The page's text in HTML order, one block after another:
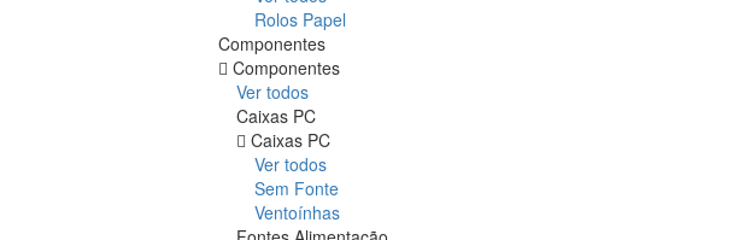
Rolos Papel
Componentes
Componentes
Ver todos
Caixas PC
Caixas PC
Ver todos
Sem Fonte
Ventoínhas